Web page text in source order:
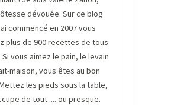
dévouée. Sur ce blog
commencé en 2007 vous
plus de 900 recettes de tous
vous aimez le pain, le levain
maison, vous êtes au bon
les pieds sous la table,
de tout .... ou presque.